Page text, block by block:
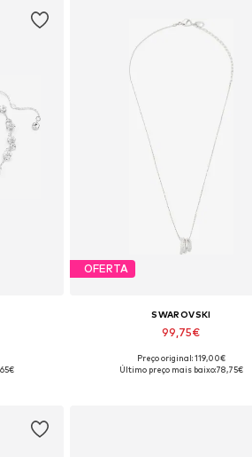
Size
OFERTA
SWAROVSKI
99,75€
Tamanhos disponíveis: One Size
Preço original: 119,00€
Último preço mais baixo:78,75€